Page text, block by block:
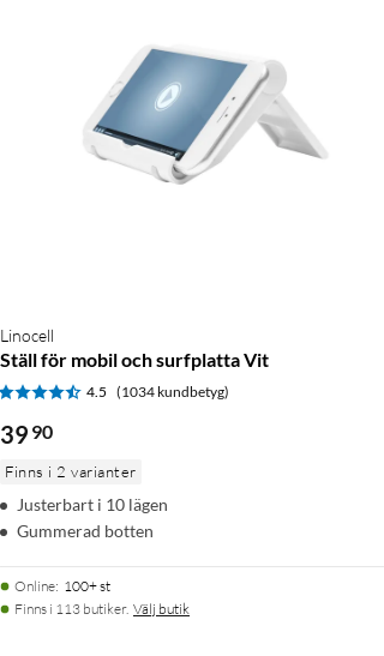
Linocell
Ställ för mobil och surfplatta Vit
4.5 (1034 kundbetyg)
39 90
Finns i 2 varianter
Justerbart i 10 lägen
Gummerad botten
Online: 100+ st
Finns i 113 butiker. Välj butik